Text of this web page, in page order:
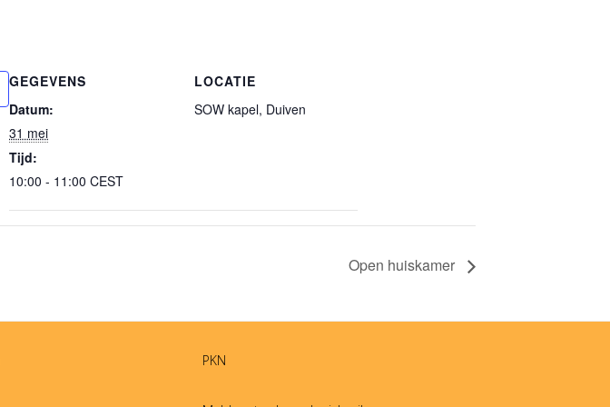
GEGEVENS
Datum:
31 mei
Tijd:
10:00 - 11:00 CEST
LOCATIE
SOW kapel, Duiven
Open huiskamer
PKN